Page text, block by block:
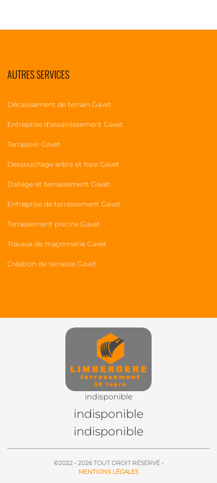
AUTRES SERVICES
Décaissement de terrain Gavet
Entreprise d'assainissement Gavet
Terrassier Gavet
Dessouchage arbre et haie Gavet
Dallage et terrassement Gavet
Entreprise de terrassement Gavet
Terrassement piscine Gavet
Travaux de maçonnerie Gavet
Création de terrasse Gavet
indisponible
indisponible
indisponible
©2022 - 2026 TOUT DROIT RÉSERVÉ -
MENTIONS LÉGALES